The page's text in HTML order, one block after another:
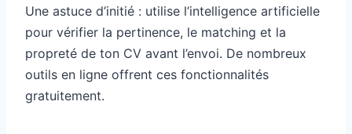
Une astuce d’initié : utilise l’intelligence artificielle
pour vérifier la pertinence, le matching et la
propreté de ton CV avant l’envoi. De nombreux
outils en ligne offrent ces fonctionnalités
gratuitement.